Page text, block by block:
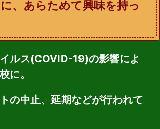
、あらためて興味を持っ
ルス(COVID-19)の影響によ
に。
の中止、延期などが行われて